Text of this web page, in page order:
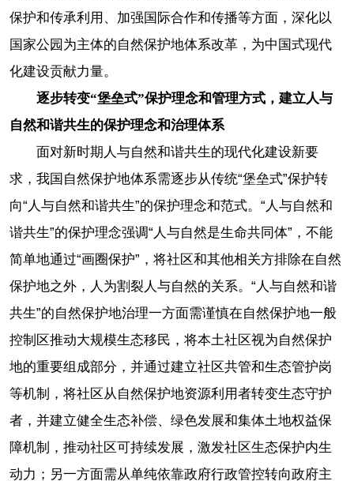
保护和传承利用、加强国际合作和传播等方面，深化以
国家公园为主体的自然保护地体系改革，为中国式现代
化建设贡献力量。
逐步转变“堡垒式”保护理念和管理方式，建立人与
自然和谐共生的保护理念和治理体系
面对新时期人与自然和谐共生的现代化建设新要
求，我国自然保护地体系需逐步从传统“堡垒式”保护转
向“人与自然和谐共生”的保护理念和范式。“人与自然和
谐共生”的保护理念强调“人与自然是生命共同体”，不能
简单地通过“画圈保护”，将社区和其他相关方排除在自然
保护地之外，人为割裂人与自然的关系。“人与自然和谐
共生”的自然保护地治理一方面需谨慎在自然保护地一般
控制区推动大规模生态移民，将本土社区视为自然保护
地的重要组成部分，并通过建立社区共管和生态管护岗
等机制，将社区从自然保护地资源利用者转变生态守护
者，并建立健全生态补偿、绿色发展和集体土地权益保
障机制，推动社区可持续发展，激发社区生态保护内生
动力；另一方面需从单纯依靠政府行政管控转向政府主